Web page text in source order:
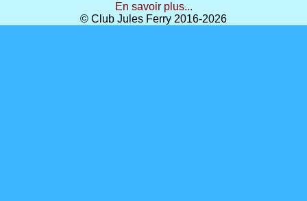
En savoir plus...
© Club Jules Ferry 2016-2026